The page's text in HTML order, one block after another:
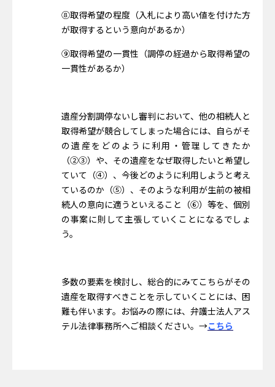
⑧取得希望の程度（入札により高い値を付けた方
が取得するという意向があるか）
⑨取得希望の一貫性（調停の経過から取得希望の
一貫性があるか）
遺産分割調停ないし審判において、他の相続人と
取得希望が競合してしまった場合には、自らがそ
の遺産をどのように利用・管理してきたか
（②③）や、その遺産をなぜ取得したいと希望し
ていて（④）、今後どのように利用しようと考え
ているのか（⑤）、そのような利用が生前の被相
続人の意向に適うといえること（⑥）等を、個別
の事案に則して主張していくことになるでしょ
う。
多数の要素を検討し、総合的にみてこちらがその
遺産を取得すべきことを示していくことには、困
難も伴います。お悩みの際には、弁護士法人アス
テル法律事務所へご相談ください。→こちら